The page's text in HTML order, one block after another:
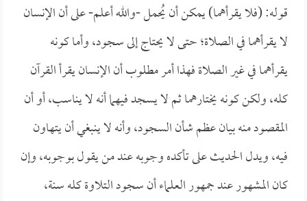
قوله: (فلا يقرأهما) يمكن أن يُحمل -والله أعلم- على أن الإنسان
لا يقرأهما في الصلاة؛ حتى لا يحتاج إلى سجود، وأما كونه
يقرأهما في غير الصلاة فهذا أمر مطلوب أن الإنسان يقرأ القرآن
كله، ولكن كونه يختارهما ثم لا يسجد فيهما أنه لا يناسب، أو أن
المقصود منه بيان عظم شأن السجود، وأنه لا ينبغي أن يتهاون
فيه، ويدل الحديث على تأكده وجوبه عند من يقول بوجوبه، وإن
كان المشهور عند جمهور العلماء أن سجود التلاوة كله سنة،